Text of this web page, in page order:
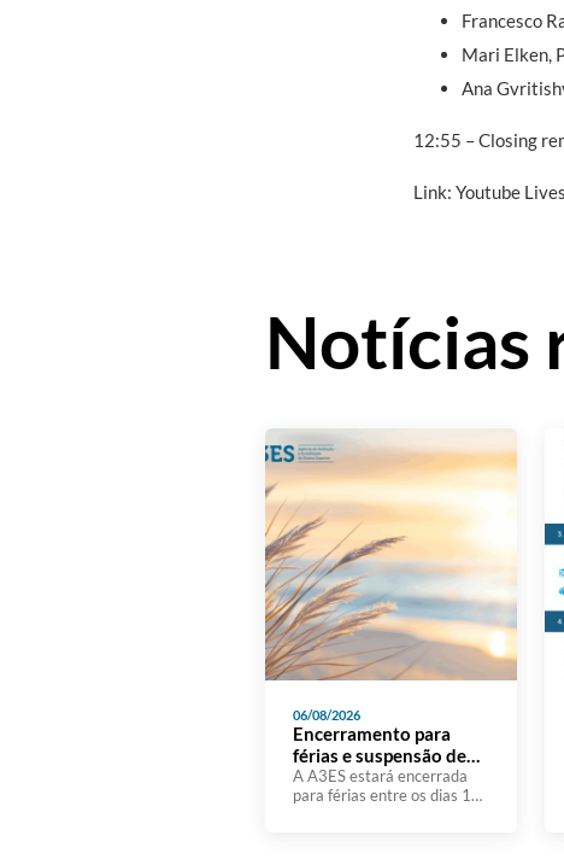
Francesco
Mari Elken,
Ana
12:55 – Closing
Link: Youtube
Notícias
06/08/2026
Encerramento para
férias e suspensão de
prazos durante o mês
de agosto
A A3ES estará encerrada
para férias entre os dias 10